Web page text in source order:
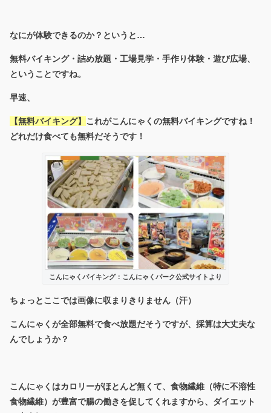
なにが体験できるのか？というと…
無料バイキング・詰め放題・工場見学・手作り体験・遊び広場、
ということですね。
早速、
【無料バイキング】 これがこんにゃくの無料バイキングですね！
どれだけ食べても無料だそうです！
こんにゃくバイキング：こんにゃくパーク公式サイトより
ちょっとここでは画像に収まりきりません（汗）
こんにゃくが全部無料で食べ放題だそうですが、採算は大丈夫な
んでしょうか？
こんにゃくはカロリーがほとんど無くて、食物繊維（特に不溶性
食物繊維）が豊富で腸の働きを促してくれますから、ダイエット